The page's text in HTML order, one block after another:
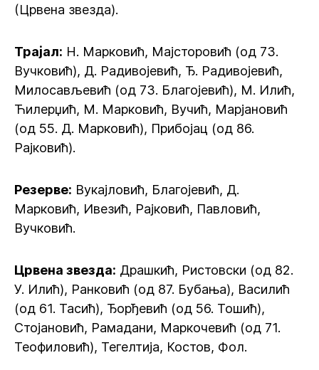
(Црвена звезда).
Трајал: Н. Марковић, Мајсторовић (од 73.
Вучковић), Д. Радивојевић, Ђ. Радивојевић,
Милосављевић (од 73. Благојевић), М. Илић,
Ћилерџић, М. Марковић, Вучић, Марјановић
(од 55. Д. Марковић), Прибојац (од 86.
Рајковић).
Резерве: Вукајловић, Благојевић, Д.
Марковић, Ивезић, Рајковић, Павловић,
Вучковић.
Црвена звезда: Драшкић, Ристовски (од 82.
У. Илић), Ранковић (од 87. Бубања), Василић
(од 61. Тасић), Ђорђевић (од 56. Тошић),
Стојановић, Рамадани, Маркочевић (од 71.
Теофиловић), Тегелтија, Костов, Фол.